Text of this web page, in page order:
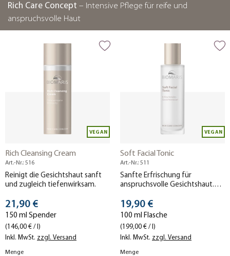
Rich Care Concept – Intensive Pflege für reife und
anspruchsvolle Haut
VEGAN
Rich Cleansing Cream
Art.-Nr.: 516
Reinigt die Gesichtshaut sanft
und zugleich tiefenwirksam.
Stückpreis
21,90 €
150 ml Spender
(146,00 € / l)
Inkl. MwSt. zzgl. Versand
Menge
VEGAN
Soft Facial Tonic
Art.-Nr.: 511
Sanfte Erfrischung für
anspruchsvolle Gesichtshaut.
Gesichtswasser.
Stückpreis
19,90 €
100 ml Flasche
(199,00 € / l)
Inkl. MwSt. zzgl. Versand
Menge